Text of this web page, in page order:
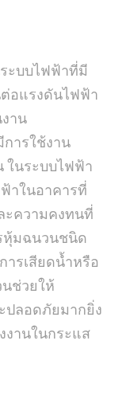
ะบบไฟฟ้าที่มี
อแรงดันไฟฟ้า
าน
ารใช้งาน
ในระบบไฟฟ้า
าในอาคารที่
ะความคงทนที่
หุ้มฉนวนชนิด
ารเสียดน้ำหรือ
นช่วยให้
ปลอดภัยมากยิ่ง
งานในกระแส